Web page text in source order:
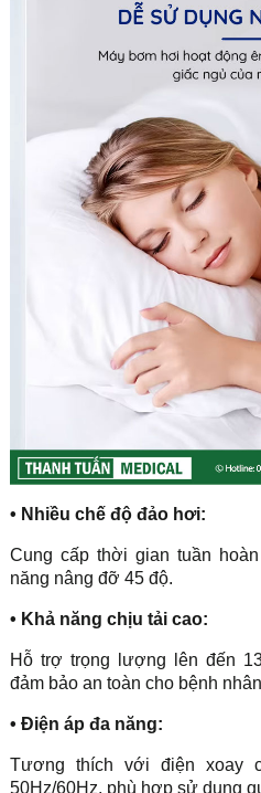
• Nhiều chế độ đảo hơi:
Cung cấp thời gian tuần
năng nâng đỡ 45 độ.
• Khả năng chịu tải cao:
Hỗ trợ trọng lượng lên đến
đảm bảo an toàn cho bệnh
• Điện áp đa năng:
Tương thích với điện xoay
50Hz/60Hz, phù hợp sử dụng